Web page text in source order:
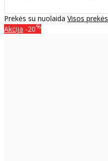
Prekės su nuolaida Visos prekės
Akcija -20%